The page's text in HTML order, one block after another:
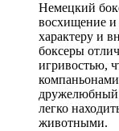
Немецкий
восхищение и
характеру и
боксеры
игривостью,
дружелюбный
легко
животными.